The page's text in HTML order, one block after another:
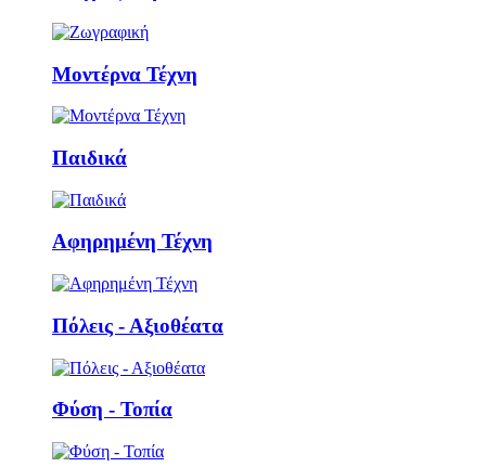
Μοντέρνα Τέχνη
Παιδικά
Αφηρημένη Τέχνη
Πόλεις - Αξιοθέατα
Φύση - Τοπία